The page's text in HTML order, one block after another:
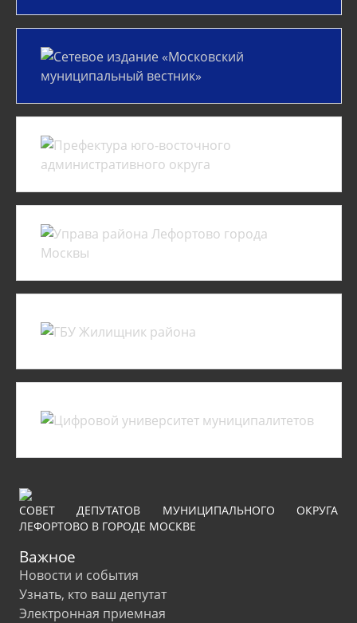
СОВЕТ ДЕПУТАТОВ МУНИЦИПАЛЬНОГО ОКРУГА
ЛЕФОРТОВО В ГОРОДЕ МОСКВЕ
Важное
Новости и события
Узнать, кто ваш депутат
Электронная приемная